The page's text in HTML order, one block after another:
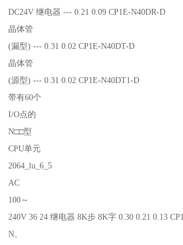
DC24V 继电器 --- 0.21 0.09 CP1E-N40DR-D
晶体管
(漏型) --- 0.31 0.02 CP1E-N40DT-D
晶体管
(源型) --- 0.31 0.02 CP1E-N40DT1-D
带有60个
I/O点的
N□□型
CPU单元
2064_lu_6_5
AC
100～
240V 36 24 继电器 8K步 8K字 0.30 0.21 0.13
N、